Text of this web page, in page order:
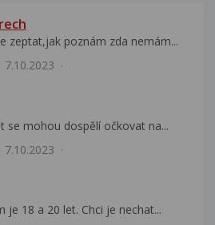
zeptat,jak poznám zda nemám...
7.10.2023
se mohou dospělí očkovat na...
7.10.2023
je 18 a 20 let. Chci je nechat...